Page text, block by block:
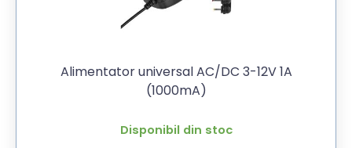
Alimentator universal AC/DC 3-12V 1A
(1000mA)
Disponibil din stoc